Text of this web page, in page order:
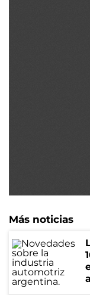
Más noticias